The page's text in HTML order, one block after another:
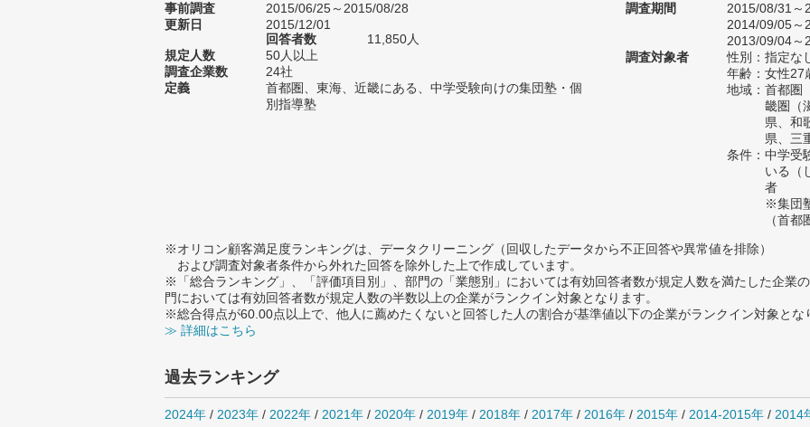
事前調査
2015/06/25～2015/08/28
更新日
2015/12/01
回答者数
11,850人
規定人数
50人以上
調査企業数
24社
定義
首都圏、東海、近畿にある、中学受験向けの集団塾・個
別指導塾
調査期間
2015/08/31～
2014/09/05～
2013/09/04～
調査対象者
性別：指定な
年齢：女性27
地域：首都圏
畿圏（
県、和
県、三
条件：中学受
いる（
者
※集団
（首
※オリコン顧客満足度ランキングは、データクリーニング（回収したデータから不正回答や異常値を排除）
および調査対象者条件から外れた回答を除外した上で作成しています。
※「総合ランキング」、「評価項目別」、部門の「業態別」においては有効回答者数が規定人数を満たした企業
門においては有効回答者数が規定人数の半数以上の企業がランクイン対象となります。
※総合得点が60.00点以上で、他人に薦めたくないと回答した人の割合が基準値以下の企業がランクイン対象とな
≫ 詳細はこちら
過去ランキング
2024年 / 2023年 / 2022年 / 2021年 / 2020年 / 2019年 / 2018年 / 2017年 / 2016年 / 2015年 / 2014-2015年 / 2014